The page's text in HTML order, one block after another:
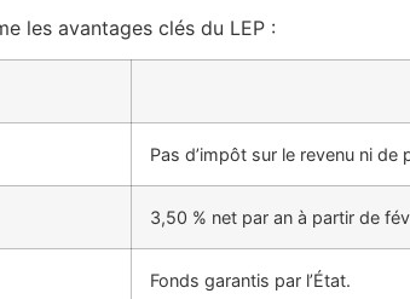
les avantages clés du LEP :
Pas d’impôt sur le revenu ni de
3,50 % net par an à partir de
Fonds garantis par l’État.